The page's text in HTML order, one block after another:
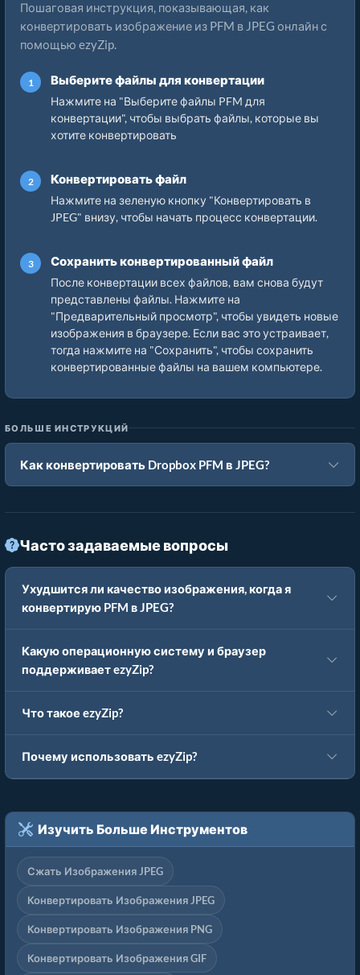
Пошаговая инструкция, показывающая, как
конвертировать изображение из PFM в JPEG онлайн с
помощью ezyZip.
Выберите файлы для конвертации
Нажмите на "Выберите файлы PFM для
конвертации", чтобы выбрать файлы, которые вы
хотите конвертировать
Конвертировать файл
Нажмите на зеленую кнопку "Конвертировать в
JPEG" внизу, чтобы начать процесс конвертации.
Сохранить конвертированный файл
После конвертации всех файлов, вам снова будут
представлены файлы. Нажмите на
"Предварительный просмотр", чтобы увидеть новые
изображения в браузере. Если вас это устраивает,
тогда нажмите на "Сохранить", чтобы сохранить
конвертированные файлы на вашем компьютере.
БОЛЬШЕ ИНСТРУКЦИЙ
Как конвертировать Dropbox PFM в JPEG?
Часто задаваемые вопросы
Ухудшится ли качество изображения, когда я
конвертирую PFM в JPEG?
Какую операционную систему и браузер
поддерживает ezyZip?
Что такое ezyZip?
Почему использовать ezyZip?
Изучить Больше Инструментов
Сжать Изображения JPEG
Конвертировать Изображения JPEG
Конвертировать Изображения PNG
Конвертировать Изображения GIF